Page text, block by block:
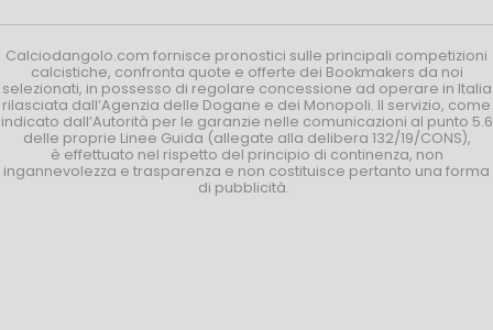
Calciodangolo.com fornisce pronostici sulle principali competizioni
calcistiche, confronta quote e offerte dei Bookmakers da noi
selezionati, in possesso di regolare concessione ad operare in Italia
rilasciata dall’Agenzia delle Dogane e dei Monopoli. Il servizio, come
indicato dall’Autorità per le garanzie nelle comunicazioni al punto 5.6
delle proprie Linee Guida (allegate alla delibera 132/19/CONS),
è effettuato nel rispetto del principio di continenza, non
ingannevolezza e trasparenza e non costituisce pertanto una forma
di pubblicità.